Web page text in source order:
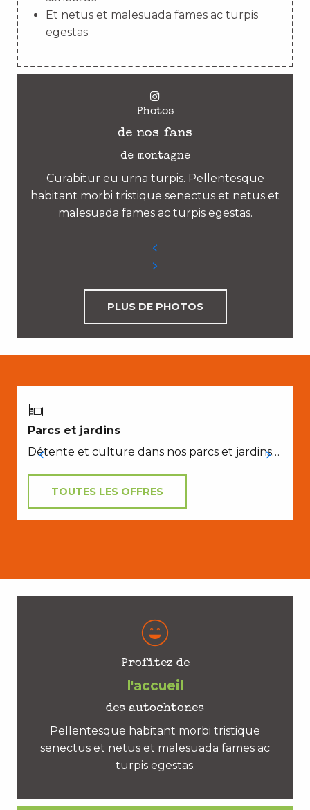
Et netus et malesuada fames ac turpis
egestas
Photos
de nos fans
de montagne
Curabitur eu urna turpis. Pellentesque
habitant morbi tristique senectus et netus et
malesuada fames ac turpis egestas.
PLUS DE PHOTOS
Parcs et jardins
Détente et culture dans nos parcs et jardins…
TOUTES LES OFFRES
Profitez de
l'accueil
des autochtones
Pellentesque habitant morbi tristique
senectus et netus et malesuada fames ac
turpis egestas.